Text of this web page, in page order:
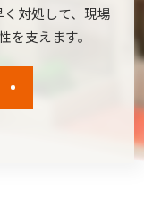
対処して、現場
を支えます。